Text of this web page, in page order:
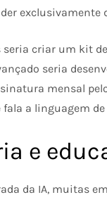
exclusivamente
seria criar um kit
seria
mensal
fala a linguagem
e
da IA, muitas